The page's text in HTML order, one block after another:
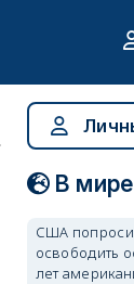
В мире
США
освободить
лет